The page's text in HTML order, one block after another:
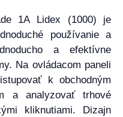
1A Lidex (1000) je
používanie a
a efektívne
Na ovládacom paneli
k obchodným
a analyzovať trhové
kliknutiami. Dizajn